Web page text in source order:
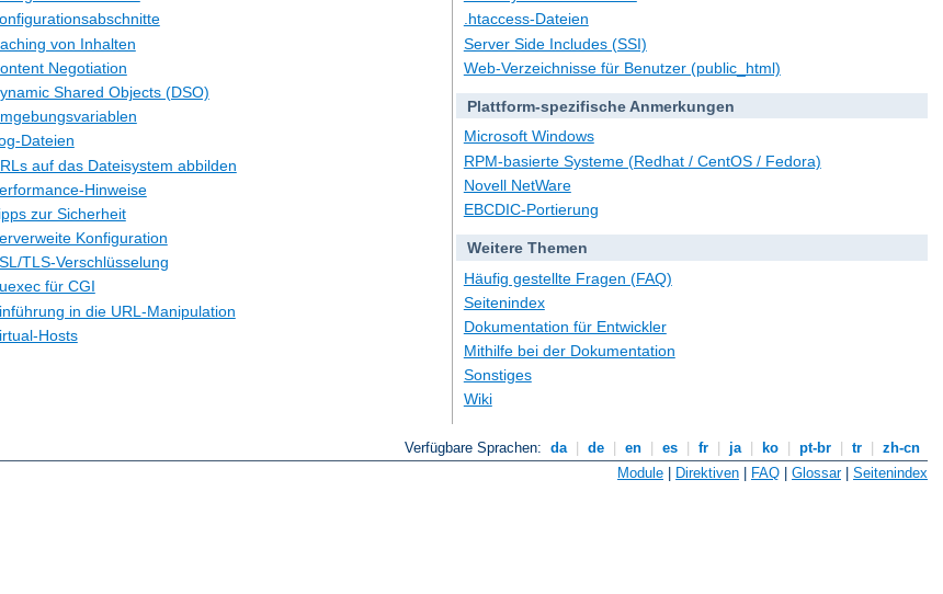
von Inhalten
Negotiation
Shared Objects (DSO)
Dateien
auf das Dateisystem abbilden
Hinweise
zur Sicherheit
Konfiguration
TLS-Verschlüsselung
für CGI
in die URL-Manipulation
Hosts
.htaccess-Dateien
Server Side Includes (SSI)
Web-Verzeichnisse für Benutzer (public_html)
Plattform-spezifische Anmerkungen
Microsoft Windows
RPM-basierte Systeme (Redhat / CentOS / Fedora)
Novell NetWare
EBCDIC-Portierung
Weitere Themen
Häufig gestellte Fragen (FAQ)
Seitenindex
Dokumentation für Entwickler
Mithilfe bei der Dokumentation
Sonstiges
Wiki
Verfügbare Sprachen: da de en es fr ja ko pt-br tr
zh-cn
Module | Direktiven | FAQ | Glossar| Seitenindex